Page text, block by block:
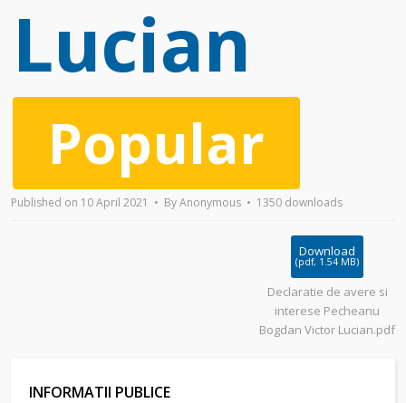
Lucian
Popular
Published on 10 April 2021 ByAnonymous 1350 downloads
Download
(pdf, 1.54 MB)
Declaratie de avere si
interese Pecheanu
Bogdan Victor Lucian.pdf
INFORMATII PUBLICE